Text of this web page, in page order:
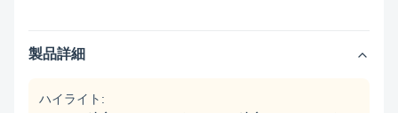
製品詳細
ハイライト: